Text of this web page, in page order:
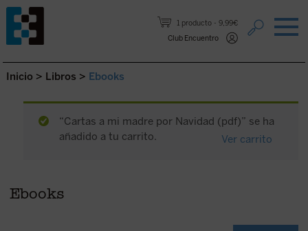
1 producto
9,99€
Club Encuentro
Saltar al contenido.
Inicio > Libros > Ebooks
“Cartas a mi madre por Navidad (pdf)” se ha
añadido a tu carrito.
Ver carrito
Ebooks